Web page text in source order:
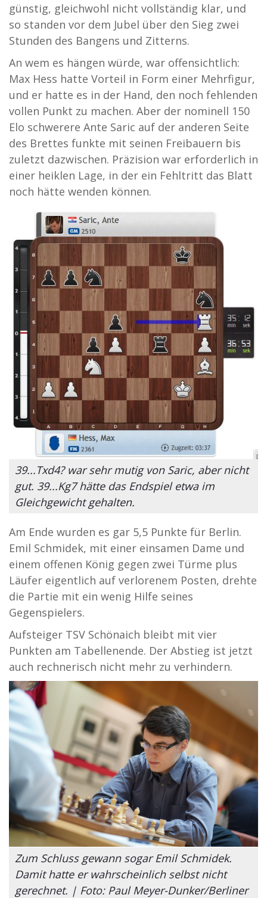
günstig, gleichwohl nicht vollständig klar, und
so standen vor dem Jubel über den Sieg zwei
Stunden des Bangens und Zitterns.
An wem es hängen würde, war offensichtlich:
Max Hess hatte Vorteil in Form einer Mehrfigur,
und er hatte es in der Hand, den noch fehlenden
vollen Punkt zu machen. Aber der nominell 150
Elo schwerere Ante Saric auf der anderen Seite
des Brettes funkte mit seinen Freibauern bis
zuletzt dazwischen. Präzision war erforderlich in
einer heiklen Lage, in der ein Fehltritt das Blatt
noch hätte wenden können.
39...Txd4? war sehr mutig von Saric, aber nicht
gut. 39...Kg7 hätte das Endspiel etwa im
Gleichgewicht gehalten.
Am Ende wurden es gar 5,5 Punkte für Berlin.
Emil Schmidek, mit einer einsamen Dame und
einem offenen König gegen zwei Türme plus
Läufer eigentlich auf verlorenem Posten, drehte
die Partie mit ein wenig Hilfe seines
Gegenspielers.
Aufsteiger TSV Schönaich bleibt mit vier
Punkten am Tabellenende. Der Abstieg ist jetzt
auch rechnerisch nicht mehr zu verhindern.
Zum Schluss gewann sogar Emil Schmidek.
Damit hatte er wahrscheinlich selbst nicht
gerechnet. | Foto: Paul Meyer-Dunker/Berliner